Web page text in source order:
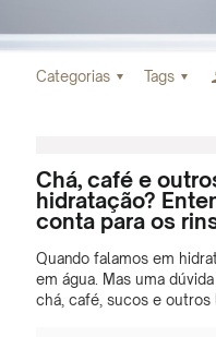
Categorias Tags
Chá, café e
hidratação?
conta para os
Quando falamos em
em água. Mas uma
chá, café, sucos e outros